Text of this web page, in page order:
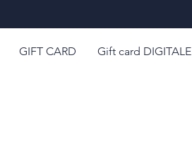
GIFT CARD Gift card DIGITALE